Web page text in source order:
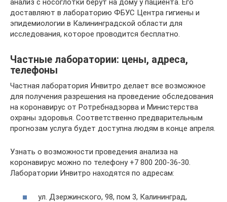
анализ с носоглотки берут на дому у пациента. Его
доставляют в лабораторию ФБУС Центра гигиены и
эпидемиологии в Калининградской области для
исследования, которое проводится бесплатно.
Частные лаборатории: цены, адреса,
телефоны
Частная лаборатория Инвитро делает все возможное
для получения разрешения на проведение обследования
на коронавирус от Ротребнадзорва и Министерства
охраны здоровья. Соответственно предварительным
прогнозам услуга будет доступна людям в конце апреля.
Узнать о возможности проведения анализа на
коронавирус можно по телефону +7 800 200-36-30.
Лаборатории Инвитро находятся по адресам:
ул. Дзержинского, 98, пом 3, Калининград,